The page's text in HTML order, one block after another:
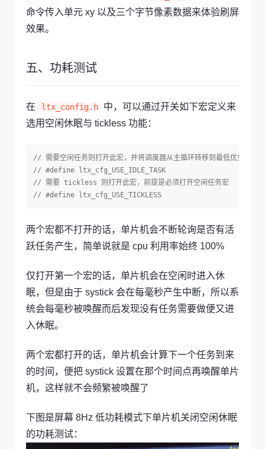
命令传入单元 xy 以及三个字节像素数据来体验刷屏
效果。
五、功耗测试
在 ltx_config.h
中，可以通过开关如下宏定义来
选用空闲休眠与 tickless 功能：
// 需要空闲任务则打开此宏，并将调度器从主循环转移到最低优先级的
// #define ltx_cfg_USE_IDLE_TASK
// 需要 tickless 则打开此宏，前提是必须打开空闲任务宏
// #define ltx_cfg_USE_TICKLESS
两个宏都不打开的话，单片机会不断轮询是否有活
跃任务产生，简单说就是 cpu 利用率始终 100%
仅打开第一个宏的话，单片机会在空闲时进入休
眠，但是由于 systick 会在每毫秒产生中断，所以系
统会每毫秒被唤醒而后发现没有任务需要做便又进
入休眠。
两个宏都打开的话，单片机会计算下一个任务到来
的时间，便把 systick 设置在那个时间点再唤醒单片
机，这样就不会频繁被唤醒了
下图是屏幕 8Hz 低功耗模式下单片机关闭空闲休眠
的功耗测试：